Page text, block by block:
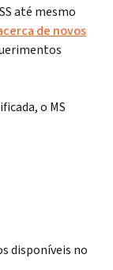
até mesmo
de novos
o MS
disponíveis no